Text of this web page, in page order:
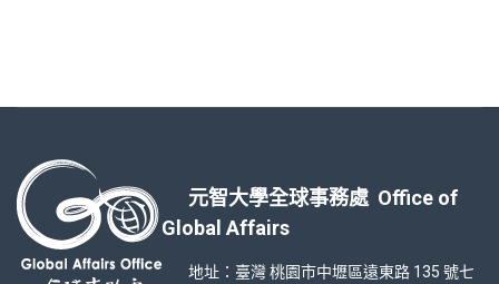
元智大學全球事務處 Office of
Global Affairs
地址：臺灣 桃園市中壢區遠東路 135 號七